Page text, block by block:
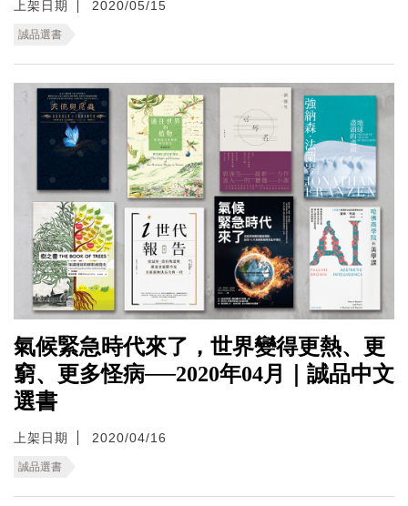
上架日期 2020/05/15
誠品選書
氣候緊急時代來了，世界變得更熱、更
窮、更多怪病──2020年04月｜誠品中文
選書
上架日期 2020/04/16
誠品選書